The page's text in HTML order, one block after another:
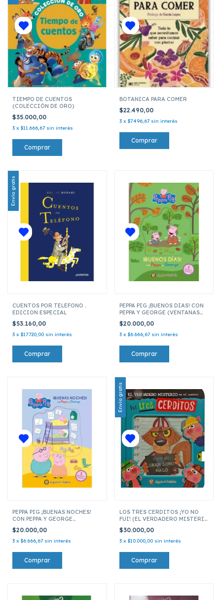
TIEMPO DE CUENTOS
(COLECCIÓN DE ORO)
$35.000,00
3 x $11.666,67 sin interés
BOTANICA PARA COMER
$22.490,00
3 x $7.496,67 sin interés
Envío gratis
CUENTOS POR TELEFONO .
EDICION ESPECIAL
$53.160,00
3 x $17.720,00 sin interés
PEPPA PIG ¡BUENOS DIAS! CON
PEPPA Y GEORGE (VENTANAS
$20.000,00
3 x $6.666,67 sin interés
PEPPA PIG ¡BUENAS NOCHES!
CON PEPPA Y GEORGE
$20.000,00
3 x $6.666,67 sin interés
Envío gratis
LOS TRES CERDITOS ¡YO NO
FUI! (EL VERDADERO MISTERIO
$30.000,00
3 x $10.000,00 sin interés